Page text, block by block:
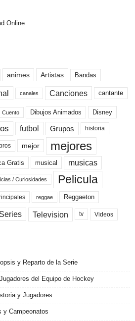
Online
animes Artistas Bandas
canales Canciones cantante
Cuento Dibujos Animados Disney
futbol Grupos historia
mejor mejores
Gratis musical musicas
/ Curiosidades Pelicula
reggae Reggaeton
Series Television tv Videos
y Reparto de la Serie
del Equipo de Hockey
y Jugadores
y Campeonatos